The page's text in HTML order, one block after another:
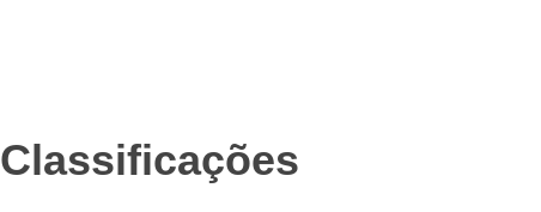
Classificações